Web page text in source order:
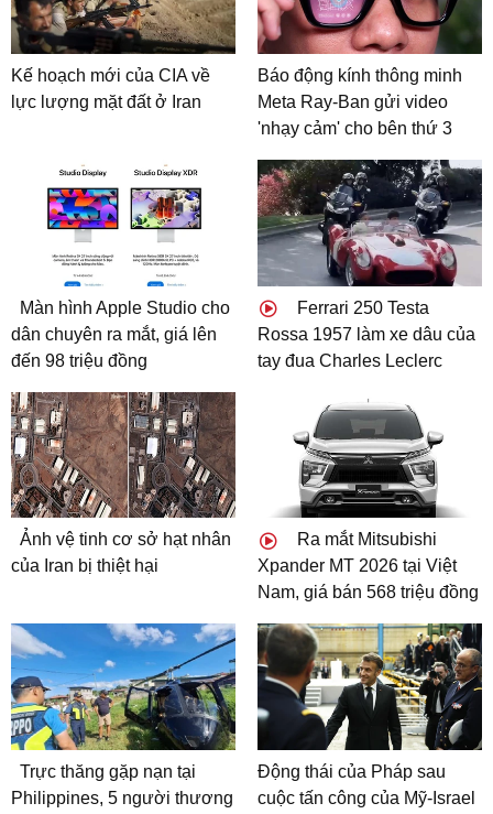
Kế hoạch mới của CIA về
lực lượng mặt đất ở Iran
Báo động kính thông minh
Meta Ray-Ban gửi video
'nhạy cảm' cho bên thứ 3
Màn hình Apple Studio cho
dân chuyên ra mắt, giá lên
đến 98 triệu đồng
Ferrari 250 Testa
Rossa 1957 làm xe dâu của
tay đua Charles Leclerc
Ảnh vệ tinh cơ sở hạt nhân
của Iran bị thiệt hại
Ra mắt Mitsubishi
Xpander MT 2026 tại Việt
Nam, giá bán 568 triệu đồng
Trực thăng gặp nạn tại
Philippines, 5 người thương
Động thái của Pháp sau
cuộc tấn công của Mỹ-Israel